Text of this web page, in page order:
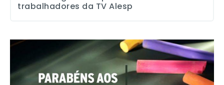
trabalhadores da TV Alesp
Luta por educação de qualidade e salário digno marca o dia dos